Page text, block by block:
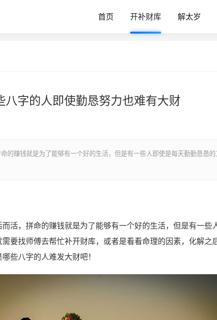
首页 开补财库 解太岁
八字的人即使勤恳努力也难有大财
的赚钱就是为了能够有一个好的生活，但是有一些人即使是每天勤勤恳恳
，拼命的赚钱就是为了能够有一个好的生活，但是有一些
要找师傅去帮忙补开财库，或者是看看命理的因素，化解之
些八字的人难发大财吧！